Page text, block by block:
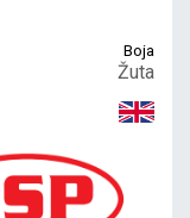
Boja
Žuta